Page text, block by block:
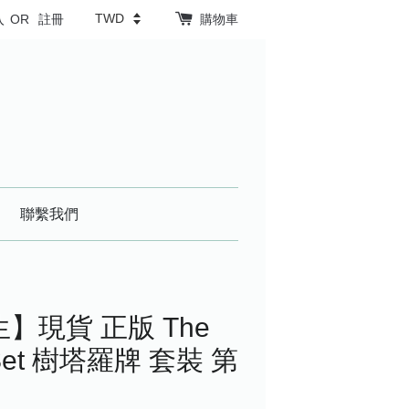
OR 註冊 購物車
聯繫我們
現貨 正版 The
樹塔羅牌 套裝 第